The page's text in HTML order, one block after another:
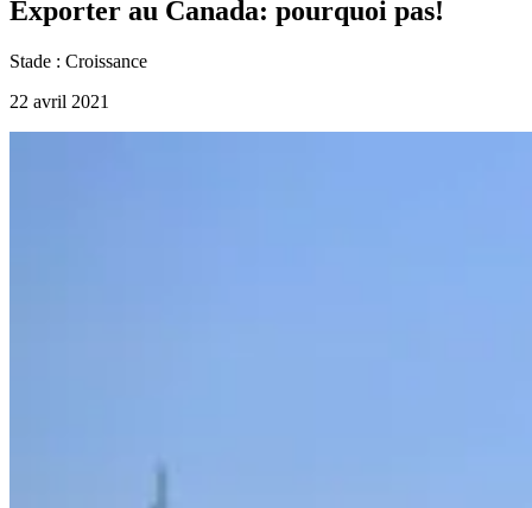
Exporter au Canada: pourquoi pas!
Stade : Croissance
22 avril 2021